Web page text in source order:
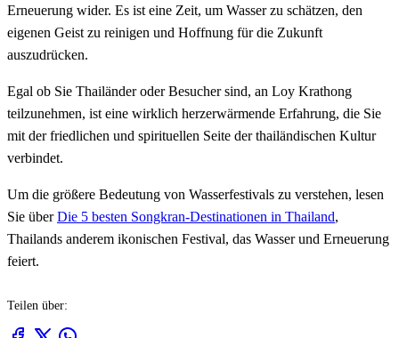
Erneuerung wider. Es ist eine Zeit, um Wasser zu schätzen, den
eigenen Geist zu reinigen und Hoffnung für die Zukunft
auszudrücken.
Egal ob Sie Thailänder oder Besucher sind, an Loy Krathong
teilzunehmen, ist eine wirklich herzerwärmende Erfahrung, die Sie
mit der friedlichen und spirituellen Seite der thailändischen Kultur
verbindet.
Um die größere Bedeutung von Wasserfestivals zu verstehen, lesen
Sie überDie 5 besten Songkran-Destinationen in Thailand,
Thailands anderem ikonischen Festival, das Wasser und Erneuerung
feiert.
Teilen über: